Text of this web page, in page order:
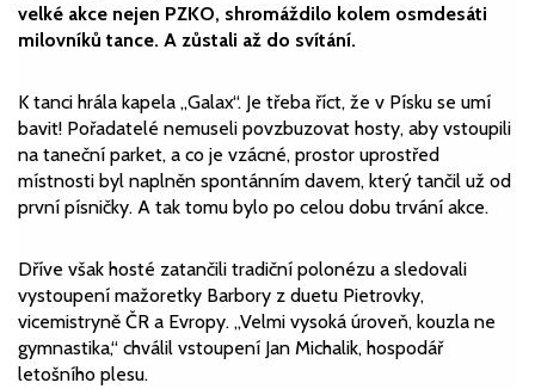
velké akce nejen PZKO, shromáždilo kolem osmdesáti
milovníků tance. A zůstali až do svítání.
K tanci hrála kapela „Galax“. Je třeba říct, že v Písku se umí
bavit! Pořadatelé nemuseli povzbuzovat hosty, aby vstoupili
na taneční parket, a co je vzácné, prostor uprostřed
místnosti byl naplněn spontánním davem, který tančil už od
první písničky. A tak tomu bylo po celou dobu trvání akce.
Dříve však hosté zatančili tradiční polonézu a sledovali
vystoupení mažoretky Barbory z duetu Pietrovky,
vicemistryně ČR a Evropy. „Velmi vysoká úroveň, kouzla ne
gymnastika,“ chválil vstoupení Jan Michalik, hospodář
letošního plesu.